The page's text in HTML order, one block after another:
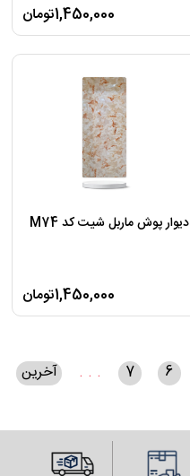
1,450,000تومان
دیوار پوش ماربل شیت کد M74
1,450,000تومان
6
7
. . . آخرین